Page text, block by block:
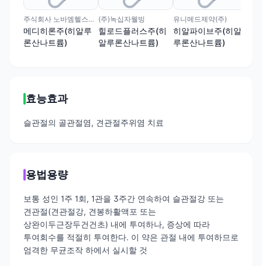
주식회사 노바엠헬스케어
메디히론주(히알루
론산나트륨)
(주)녹십자웰빙
힐로드플러스주(히
알루론산나트륨)
유니메드제약(주)
히알파이브주(히알
루론산나트륨)
효능효과
슬관절의 골관절염, 견관절주위염 치료
용법용량
보통 성인 1주 1회, 1관을 3주간 연속하여 슬관절강 또는
견관절(견관절강, 견봉하활액포 또는
상완이두근장두건건초) 내에 투여하나, 증상에 따라
투여회수를 적절히 투여한다. 이 약은 관절 내에 투여하므로
엄격한 무균조작 하에서 실시할 것